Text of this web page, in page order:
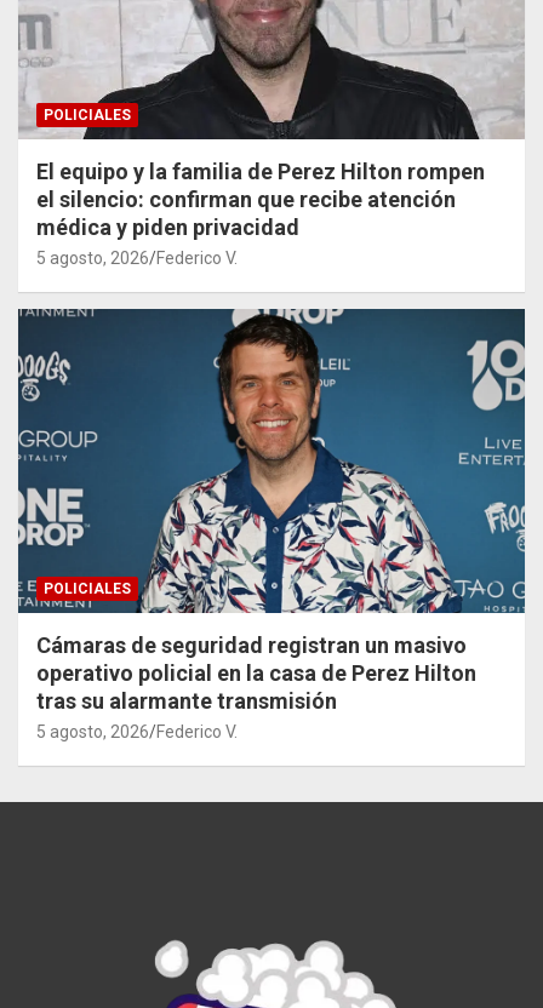
POLICIALES
El equipo y la familia de Perez Hilton rompen
el silencio: confirman que recibe atención
médica y piden privacidad
5 agosto, 2026 Federico V.
POLICIALES
Cámaras de seguridad registran un masivo
operativo policial en la casa de Perez Hilton
tras su alarmante transmisión
5 agosto, 2026 Federico V.